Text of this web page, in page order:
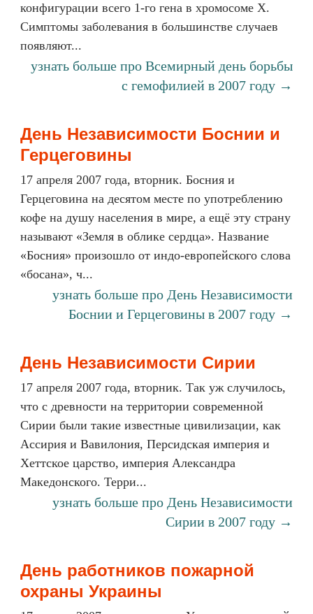
конфигурации всего 1-го гена в хромосоме X.
Симптомы заболевания в большинстве случаев
появляют...
узнать больше про Всемирный день борьбы
с гемофилией в 2007 году →
День Независимости Боснии и
Герцеговины
17 апреля 2007 года, вторник. Босния и
Герцеговина на десятом месте по употреблению
кофе на душу населения в мире, а ещё эту страну
называют «Земля в облике сердца». Название
«Босния» произошло от индо-европейского слова
«босана», ч...
узнать больше про День Независимости
Боснии и Герцеговины в 2007 году →
День Независимости Сирии
17 апреля 2007 года, вторник. Так уж случилось,
что с древности на территории современной
Сирии были такие известные цивилизации, как
Ассирия и Вавилония, Персидская империя и
Хеттское царство, империя Александра
Македонского. Терри...
узнать больше про День Независимости
Сирии в 2007 году →
День работников пожарной
охраны Украины